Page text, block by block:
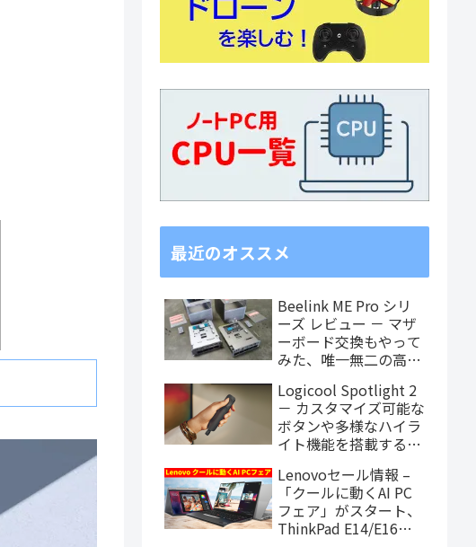
最近のオススメ
Beelink ME Pro シリ
ーズ レビュー － マザ
ーボード交換もやって
みた、唯一無二の高度
証！
Logicool Spotlight 2
－ カスタマイズ可能な
ボタンや多様なハイラ
イト機能を搭載するワ
Lenovoセール情報 –
「クールに動くAI PC
フェア」がスタート、
ThinkPad E14/E16や